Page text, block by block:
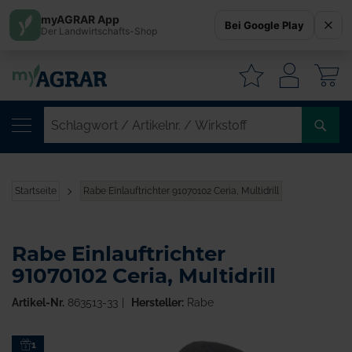
Startseite Rabe Einlauftrichter 91070102 Ceria, Multidrill
Zum1
Rabe Einlauftrichter
91070102 Ceria, Multidrill
Artikel-Nr. 863513-33 Hersteller:Rabe
myAGRAR App
Der Landwirtschafts-Shop Bei Google Play